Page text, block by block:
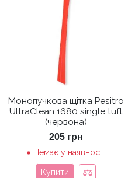
Монопучкова щітка Pesitro
UltraClean 1680 single tuft
(червона)
205 грн
Немає у наявності
Купити